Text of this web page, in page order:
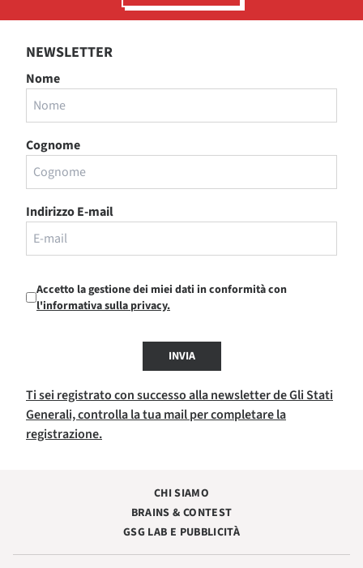
NEWSLETTER
Nome
Cognome
Indirizzo E-mail
Accetto la gestione dei miei dati in conformità con
l'informativa sulla privacy.
INVIA
Ti sei registrato con successo alla newsletter de Gli Stati
Generali, controlla la tua mail per completare la
registrazione.
CHI SIAMO
BRAINS & CONTEST
GSG LAB E PUBBLICITÀ